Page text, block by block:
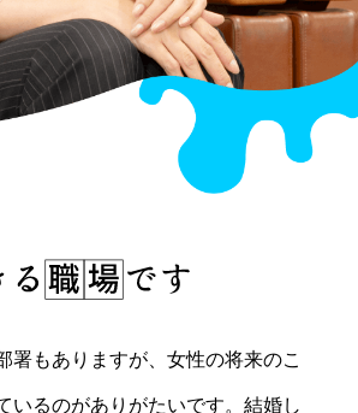
署もありますが、女性の将来のこ
いるのがありがたいです。結婚し